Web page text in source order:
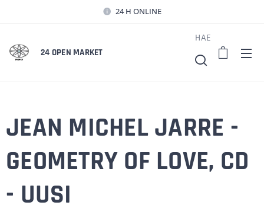
24 H ONLINE
24 OPEN MARKET
HAE
JEAN MICHEL JARRE -
GEOMETRY OF LOVE, CD
- UUSI